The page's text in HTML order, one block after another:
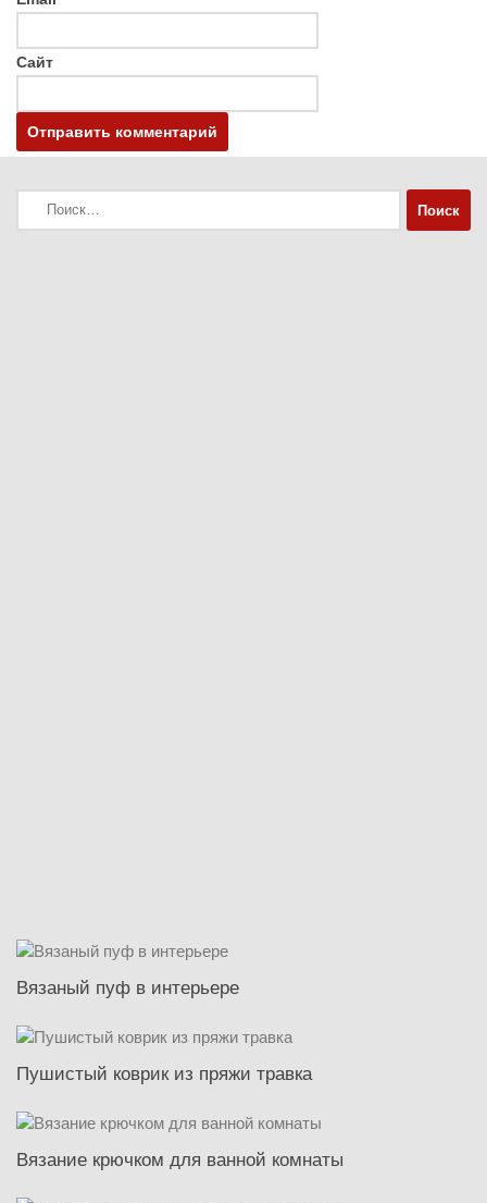
Сайт
Найти:
Вязаный пуф в интерьере
Пушистый коврик из пряжи травка
Вязание крючком для ванной комнаты